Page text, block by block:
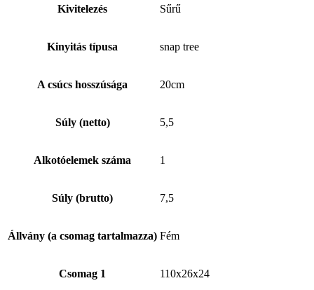
Kivitelezés Sűrű
Kinyitás típusa snap tree
A csúcs hosszúsága 20cm
Súly (netto) 5,5
Alkotóelemek száma 1
Súly (brutto) 7,5
Állvány (a csomag tartalmazza) Fém
Csomag 1 110x26x24